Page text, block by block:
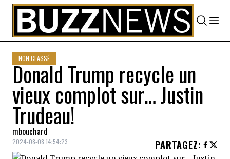
Skip to content
NON CLASSÉ
Donald Trump recycle un
vieux complot sur… Justin
Trudeau!
mbouchard
2024-08-08 14:54:23 PARTAGEZ: